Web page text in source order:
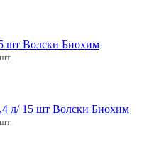
шт Волски Биохим
шт.
л/ 15 шт Волски Биохим
шт.